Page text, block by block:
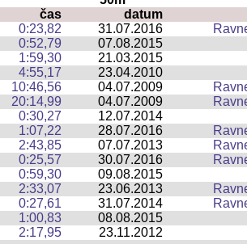
čas
datum
0:23,82 31.07.2016
0:52,79
07.08.2015
1:59,30
21.03.2015
4:55,17
23.04.2010
10:46,56 04.07.2009
20:14,99 04.07.2009
0:30,27
12.07.2014
1:07,22 28.07.2016
2:43,85 07.07.2013
0:25,57 30.07.2016
0:59,30
09.08.2015
2:33,07 23.06.2013
0:27,61 31.07.2014
1:00,83
08.08.2015
2:17,95
23.11.2012